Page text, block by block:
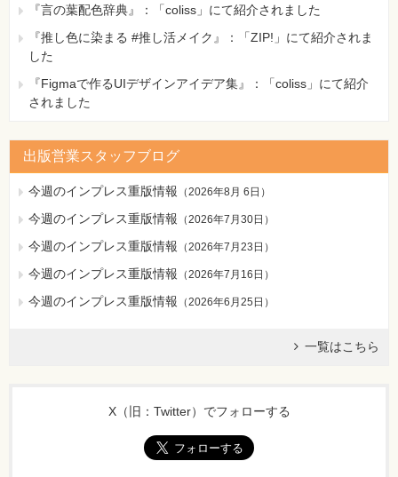
『言の葉配色辞典』：「coliss」にて紹介されました
『推し色に染まる #推し活メイク』：「ZIP!」にて紹介されま
した
『Figmaで作るUIデザインアイデア集』：「coliss」にて紹介
されました
出版営業スタッフブログ
今週のインプレス重版情報 （2026年8月 6日 ）
今週のインプレス重版情報 （2026年7月30日 ）
今週のインプレス重版情報 （2026年7月23日 ）
今週のインプレス重版情報 （2026年7月16日 ）
今週のインプレス重版情報 （2026年6月25日 ）
一覧はこちら
X（旧：Twitter）でフォローする